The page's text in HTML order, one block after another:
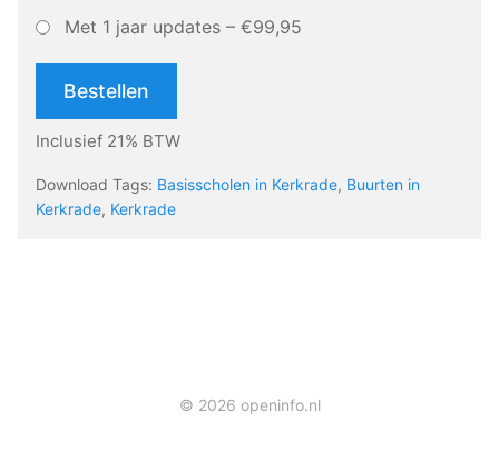
Met 1 jaar updates – €99,95
Bestellen
Inclusief 21% BTW
Download Tags: Basisscholen in Kerkrade, Buurten in
Kerkrade, Kerkrade
© 2026 openinfo.nl